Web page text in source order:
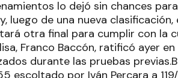
lo dejó sin chances
luego de una nueva
otra final para cumplir con la
Franco Baccón, ratificó ayer
durante las pruebas
escoltado por Iván Percara a